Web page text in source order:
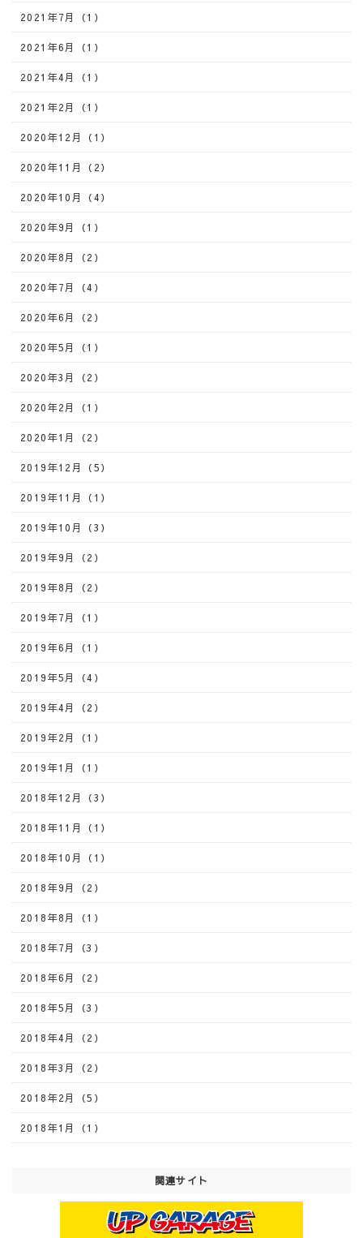
2021年7月（1）
2021年6月（1）
2021年4月（1）
2021年2月（1）
2020年12月（1）
2020年11月（2）
2020年10月（4）
2020年9月（1）
2020年8月（2）
2020年7月（4）
2020年6月（2）
2020年5月（1）
2020年3月（2）
2020年2月（1）
2020年1月（2）
2019年12月（5）
2019年11月（1）
2019年10月（3）
2019年9月（2）
2019年8月（2）
2019年7月（1）
2019年6月（1）
2019年5月（4）
2019年4月（2）
2019年2月（1）
2019年1月（1）
2018年12月（3）
2018年11月（1）
2018年10月（1）
2018年9月（2）
2018年8月（1）
2018年7月（3）
2018年6月（2）
2018年5月（3）
2018年4月（2）
2018年3月（2）
2018年2月（5）
2018年1月（1）
関連サイト